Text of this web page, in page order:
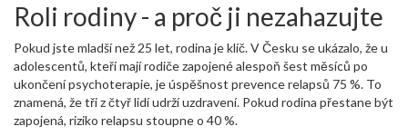
Roli rodiny - a proč ji nezahazujte
Pokud jste mladší než 25 let, rodina je klíč. V Česku se ukázalo, že u
adolescentů, kteří mají rodiče zapojené alespoň šest měsíců po
ukončení psychoterapie, je úspěšnost prevence relapsů 75 %. To
znamená, že tři z čtyř lidí udrží uzdravení. Pokud rodina přestane být
zapojená, riziko relapsu stoupne o 40 %.